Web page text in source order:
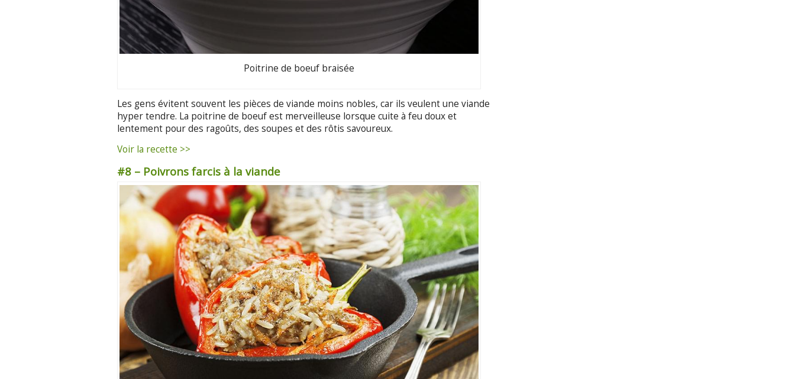
Poitrine de boeuf braisée
Les gens évitent souvent les pièces de viande moins nobles, car ils veulent une viande
hyper tendre. La poitrine de boeuf est merveilleuse lorsque cuite à feu doux et
lentement pour des ragoûts, des soupes et des rôtis savoureux.
Voir la recette >>
#8 – Poivrons farcis à la viande